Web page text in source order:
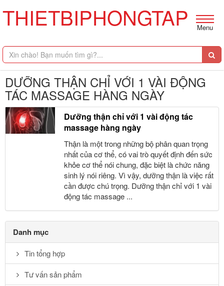
THIETBIPHONGTAP Menu
DƯỠNG THẬN CHỈ VỚI 1 VÀI ĐỘNG
TÁC MASSAGE HÀNG NGÀY
Dưỡng thận chỉ với 1 vài động tác
massage hàng ngày
Thận là một trong những bộ phân quan trọng
nhất của cơ thể, có vai trò quyết định đến sức
khỏe cơ thể nói chung, đặc biệt là chức năng
sinh lý nói riêng. Vì vậy, dưỡng thận là việc rất
cần được chú trọng. Dưỡng thận chỉ với 1 vài
động tác massage ...
Danh mục
Tin tổng hợp
Tư vấn sản phẩm